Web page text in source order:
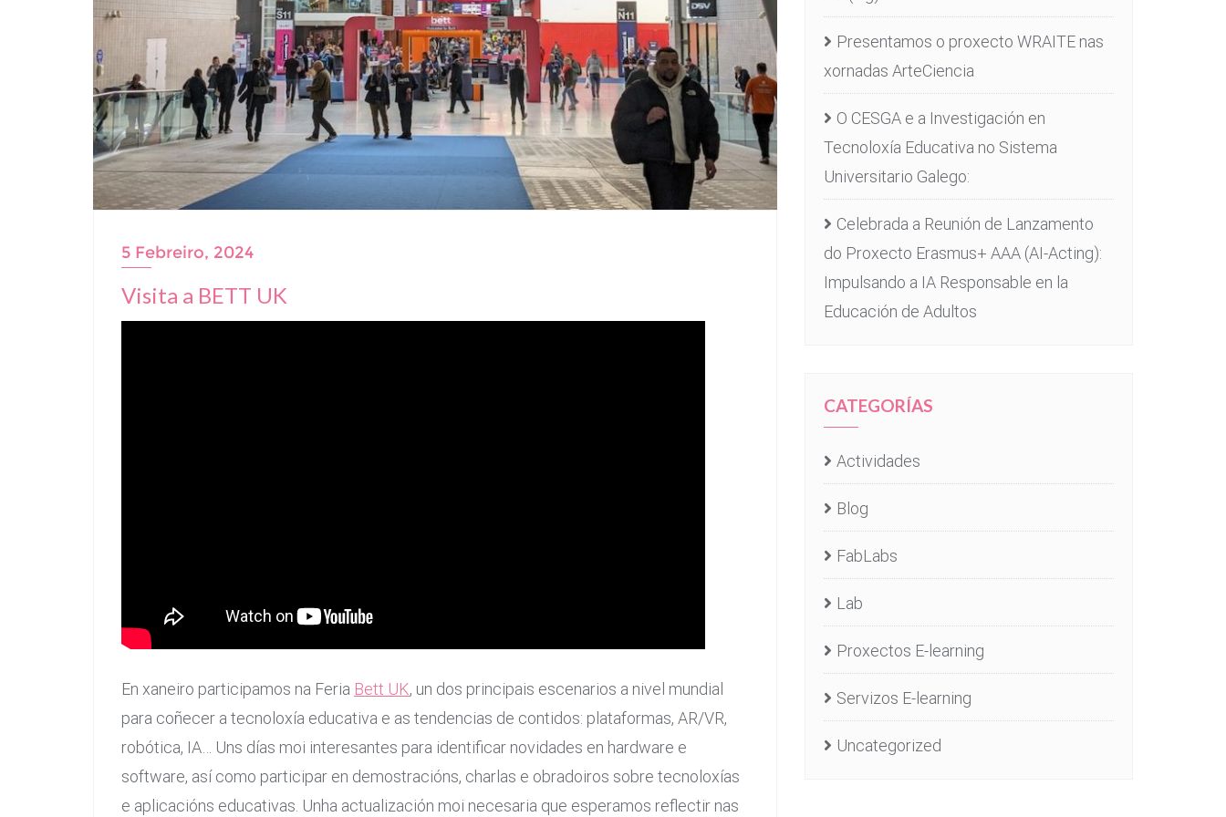
5 Febreiro, 2024
Visita a BETT UK
En xaneiro participamos na Feria Bett UK, un dos principais escenarios a nivel mundial
para coñecer a tecnoloxía educativa e as tendencias de contidos: plataformas, AR/VR,
robótica, IA… Uns días moi interesantes para identificar novidades en hardware e
software, así como participar en demostracións, charlas e obradoiros sobre tecnoloxías
e aplicacións educativas. Unha actualización moi necesaria que esperamos reflectir nas
Presentamos o proxecto WRAITE nas
xornadas ArteCiencia
O CESGA e a Investigación en
Tecnoloxía Educativa no Sistema
Universitario Galego:
Celebrada a Reunión de Lanzamento
do Proxecto Erasmus+ AAA (AI-Acting):
Impulsando a IA Responsable en la
Educación de Adultos
CATEGORÍAS
Actividades
Blog
FabLabs
Lab
Proxectos E-learning
Servizos E-learning
Uncategorized